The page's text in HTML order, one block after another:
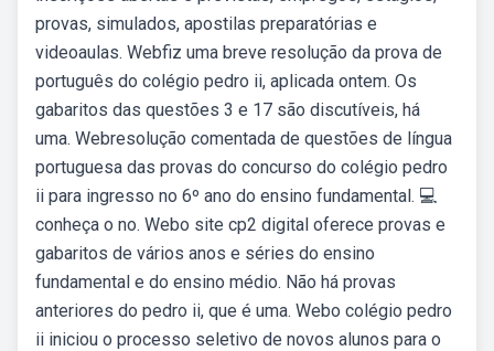
provas, simulados, apostilas preparatórias e
videoaulas. Webfiz uma breve resolução da prova de
português do colégio pedro ii, aplicada ontem. Os
gabaritos das questões 3 e 17 são discutíveis, há
uma. Webresolução comentada de questões de língua
portuguesa das provas do concurso do colégio pedro
ii para ingresso no 6º ano do ensino fundamental. 💻
conheça o no. Webo site cp2 digital oferece provas e
gabaritos de vários anos e séries do ensino
fundamental e do ensino médio. Não há provas
anteriores do pedro ii, que é uma. Webo colégio pedro
ii iniciou o processo seletivo de novos alunos para o